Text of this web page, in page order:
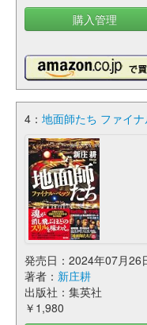
購入管理
4： 地面師たち ファイ
発売日：2024年07月26
著者： 新庄耕
出版社：集英社
￥1,980